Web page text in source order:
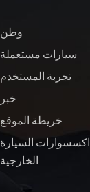
وطن
سيارات مستعملة
تجربة المستخدم
خبر
خريطة الموقع
اكسسوارات السيارة
الخارجية